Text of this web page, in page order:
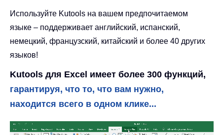
Используйте Kutools на вашем предпочитаемом
языке – поддерживает английский, испанский,
немецкий, французский, китайский и более 40 других
языков!
Kutools для Excel имеет более 300 функций,
гарантируя, что то, что вам нужно,
находится всего в одном клике...